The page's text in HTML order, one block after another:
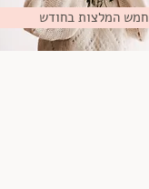
חמש המלצות בחודש